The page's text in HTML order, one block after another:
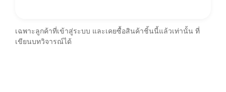
เฉพาะลูกค้าที่เข้าสู่ระบบ และเคยซื้อสินค้าชิ้นนี้แล้วเท่านั้น ที่
เขียนบทวิจารณ์ได้